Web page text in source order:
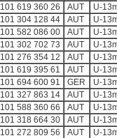
101 619 360 26 AUT U-
101 304 128 44 AUT U-
101 582 086 00 AUT U-
101 302 702 73 AUT U-
101 276 354 12 AUT U-
101 619 395 61 AUT U-
101 694 600 91 GER U-
101 327 863 14 AUT U-
101 588 360 66 AUT U-
101 318 664 30 AUT U-
101 272 809 56 AUT U-